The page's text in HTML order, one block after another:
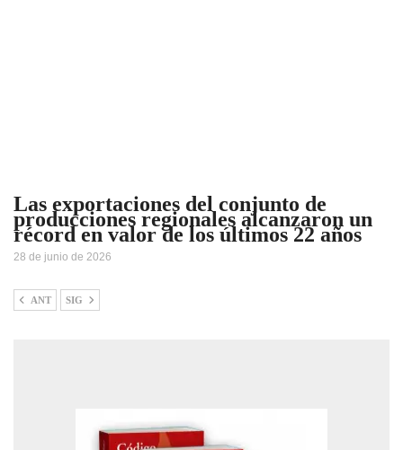
Las exportaciones del conjunto de
producciones regionales alcanzaron un
récord en valor de los últimos 22 años
28 de junio de 2026
ANT SIG